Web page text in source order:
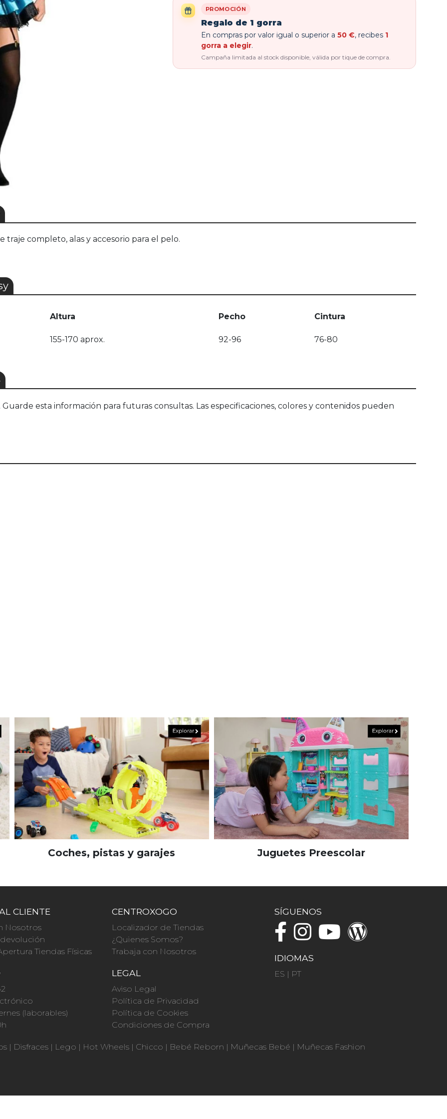
PROMOCIÓN
Regalo de 1 gorra
En compras por valor igual o superior a 50 €, recibes 1
gorra a elegir.
Campaña limitada al stock disponible, válida por tique de compra.
traje completo, alas y accesorio para el pelo.
Altura Pecho Cintura
155-170 aprox. 92-96 76-80
esta información para futuras consultas. Las especificaciones, colores y contenidos pueden
Coches, pistas y garajes Juguetes Preescolar
CLIENTE
Nosotros
Tiendas Físicas
(laborables)
CENTROXOGO
Localizador de Tiendas
¿Quienes Somos?
Trabaja con Nosotros
LEGAL
Aviso Legal
Política de Privacidad
Política de Cookies
Condiciones de Compra
SÍGUENOS
IDIOMAS
ES | PT
| Disfraces | Lego | Hot Wheels | Chicco | Bebé Reborn | Muñecas Bebé | Muñecas Fashion